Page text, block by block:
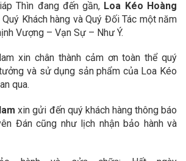
Thìn đang đến gần, Loa Kéo Hoàng
Khách hàng và Quý Đối Tác một năm
Vượng – Vạn Sự – Như Ý.
xin chân thành cảm ơn toàn thể quý
và sử dụng sản phẩm của Loa Kéo
qua.
xin gửi đến quý khách hàng thông báo
Đán cũng như lịch nhận bảo hành và